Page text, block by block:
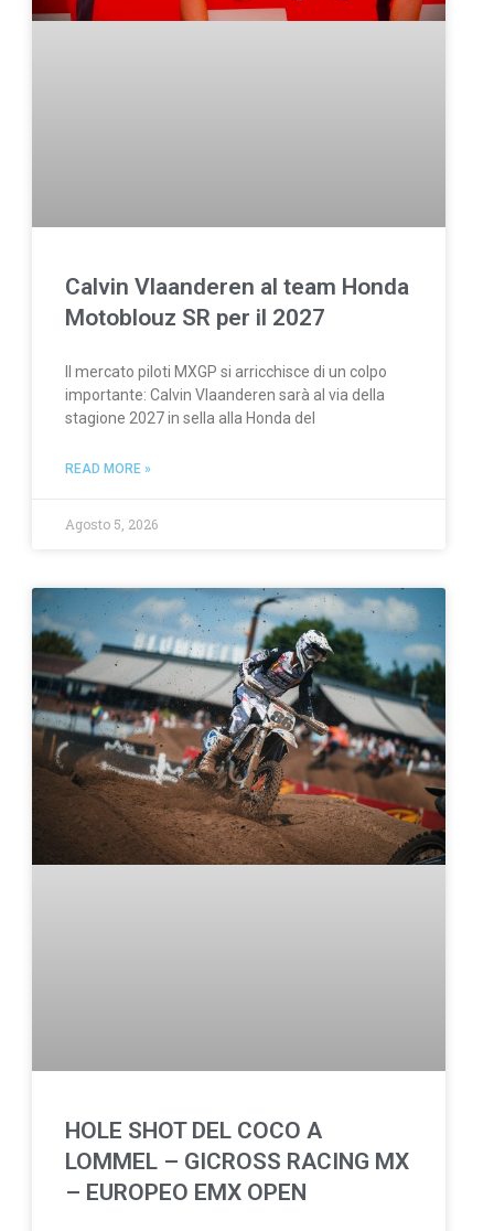
Calvin Vlaanderen al team Honda
Motoblouz SR per il 2027
Il mercato piloti MXGP si arricchisce di un colpo
importante: Calvin Vlaanderen sarà al via della
stagione 2027 in sella alla Honda del
READ MORE »
Agosto 5, 2026
HOLE SHOT DEL COCO A
LOMMEL – GICROSS RACING MX
– EUROPEO EMX OPEN